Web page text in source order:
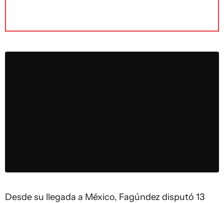
Desde su llegada a México, Fagúndez disputó 13